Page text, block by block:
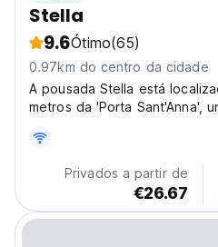
Stella
9.6Ótimo(65)
0.97km do centro da cidade
A pousada Stella está
metros da 'Porta Sant'Anna',
Privados a partir de
€26.67